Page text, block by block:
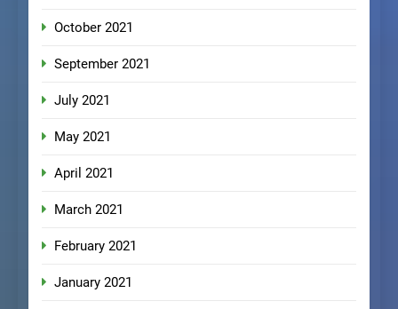
October 2021
September 2021
July 2021
May 2021
April 2021
March 2021
February 2021
January 2021